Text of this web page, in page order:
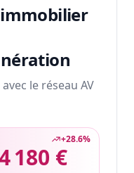
le réseau AV
+28.6%
180 €